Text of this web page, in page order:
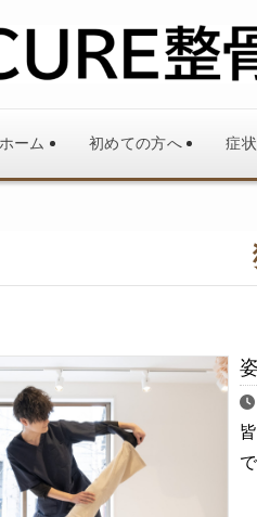
ホーム 初めての方へ 症